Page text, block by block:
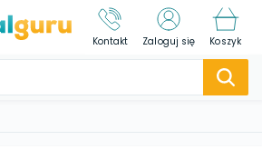
Kontakt Zaloguj się Koszyk